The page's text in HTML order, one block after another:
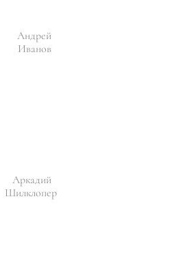
Андрей
Иванов
Аркадий
Шилклопер